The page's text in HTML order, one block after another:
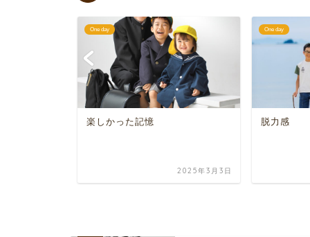
One day
楽しかった記憶
2025年3月3日
One day
脱力感